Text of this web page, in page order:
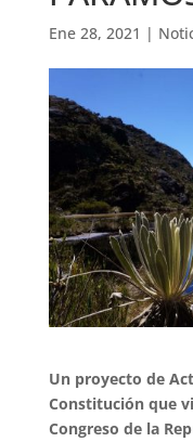
Ene 28, 2021 |
Un proyecto de
Constitución que
Congreso de la